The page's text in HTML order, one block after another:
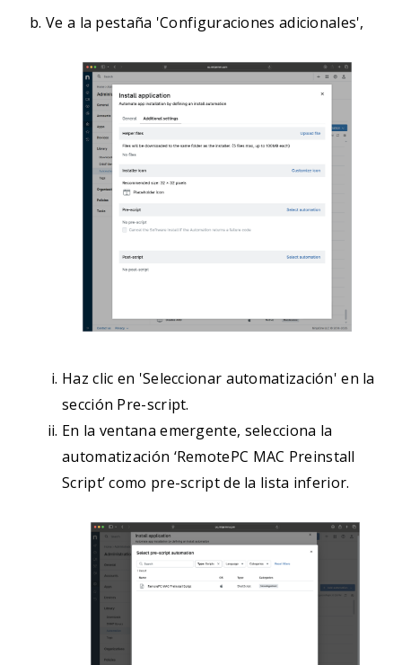
Ve a la pestaña 'Configuraciones adicionales',
Haz clic en 'Seleccionar automatización' en la
sección Pre-script.
En la ventana emergente, selecciona la
automatización ‘RemotePC MAC Preinstall
Script’ como pre-script de la lista inferior.